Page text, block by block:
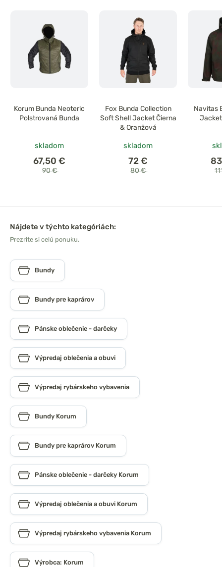
Korum Bunda Neoteric
Polstrovaná Bunda
skladom
67,50 €
90 €
Fox Bunda Collection
Soft Shell Jacket Čierna
& Oranžová
skladom
72 €
80 €
Navitas
Nájdete v týchto kategóriách:
Prezrite si celú ponuku.
Bundy
Bundy pre kaprárov
Pánske oblečenie - darčeky
Výpredaj oblečenia a obuvi
Výpredaj rybárskeho vybavenia
Bundy Korum
Bundy pre kaprárov Korum
Pánske oblečenie - darčeky Korum
Výpredaj oblečenia a obuvi Korum
Výpredaj rybárskeho vybavenia Korum
Výrobca: Korum